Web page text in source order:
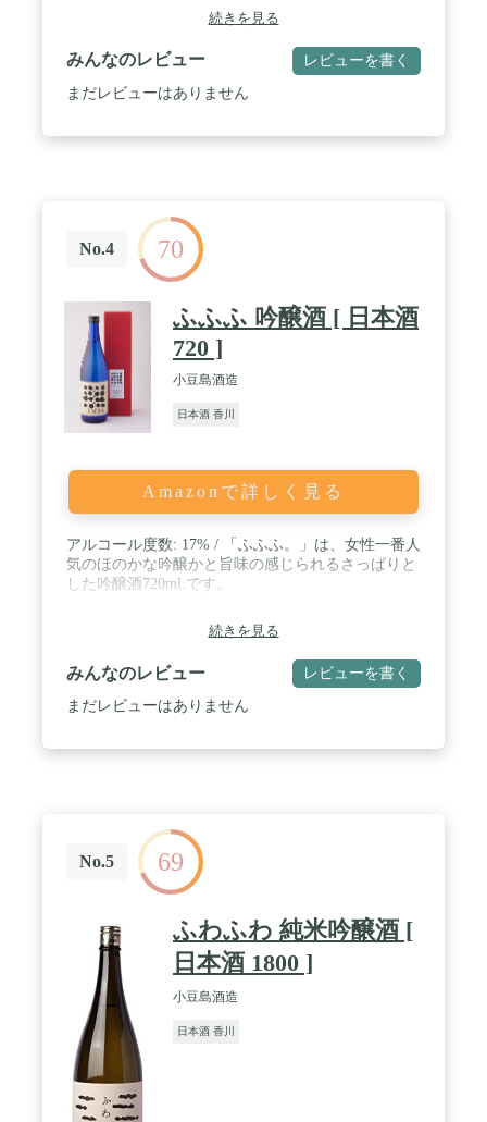
酒類の販売はいたしておりません。
続きを見る
みんなのレビュー レビューを書く
まだレビューはありません
No.4 70
ふふふ 吟醸酒 [ 日本酒
720 ]
小豆島酒造
日本酒 香川
Amazonで詳しく見る
アルコール度数: 17% / 「ふふふ。」は、女性一番人
気のほのかな吟醸かと旨味の感じられるさっぱりと
した吟醸酒720ml.です。
続きを見る
みんなのレビュー レビューを書く
まだレビューはありません
No.5 69
ふわふわ 純米吟醸酒 [
日本酒 1800 ]
小豆島酒造
日本酒 香川